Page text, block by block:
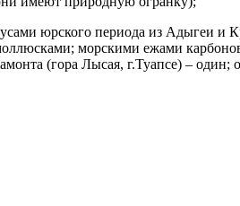
юрского периода из Адыгеи и
морскими ежами
(гора Лысая, г.Туапсе) – один;